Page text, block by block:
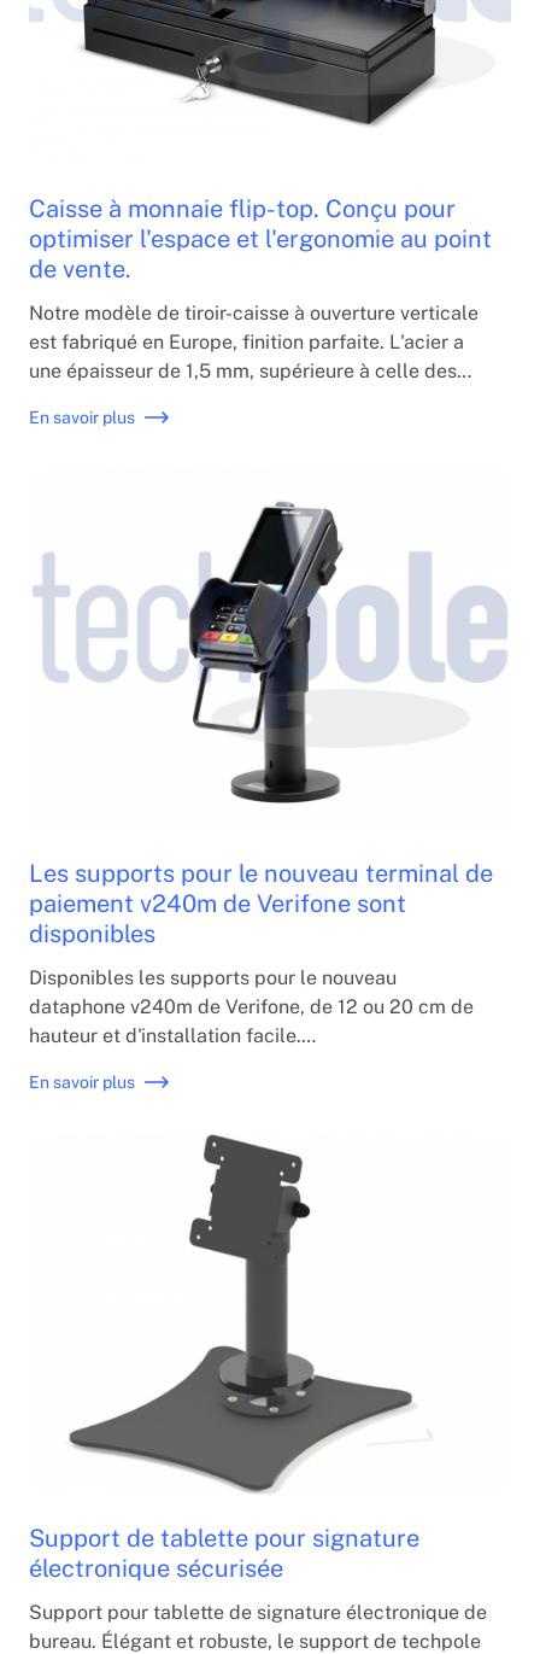
Caisse à monnaie flip-top. Conçu pour
optimiser l'espace et l'ergonomie au point
de vente.
Notre modèle de tiroir-caisse à ouverture verticale
est fabriqué en Europe, finition parfaite. L'acier a
une épaisseur de 1,5 mm, supérieure à celle des
robustesse, la sécurité et la durabilité du produit.
En savoir plus
Les supports pour le nouveau terminal de
paiement v240m de Verifone sont
disponibles
Disponibles les supports pour le nouveau
dataphone v240m de Verifone, de 12 ou 20 cm de
hauteur et d'installation facile.
En savoir plus
Support de tablette pour signature
électronique sécurisée
Support pour tablette de signature électronique de
bureau. Élégant et robuste, le support de techpole